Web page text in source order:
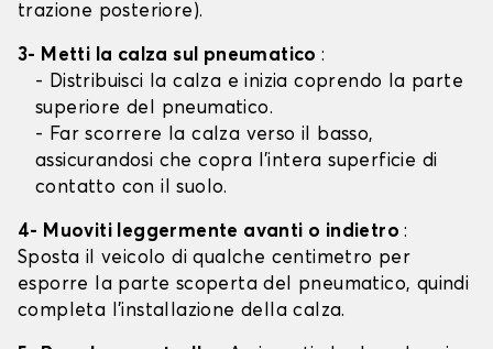
trazione posteriore).
3- Metti la calza sul pneumatico:
- Distribuisci la calza e inizia coprendo la parte
superiore del pneumatico.
- Far scorrere la calza verso il basso,
assicurandosi che copra l'intera superficie di
contatto con il suolo.
4- Muoviti leggermente avanti o indietro:
Sposta il veicolo di qualche centimetro per
esporre la parte scoperta del pneumatico, quindi
completa l'installazione della calza.